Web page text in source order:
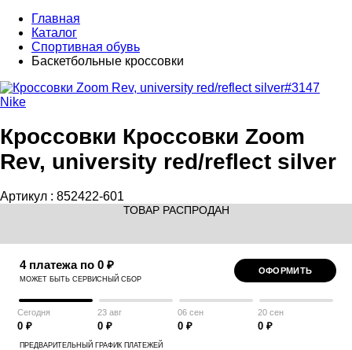
Главная
Каталог
Спортивная обувь
Баскетбольные кроссовки
Nike
Кроссовки Кроссовки Zoom
Rev, university red/reflect silver
Артикул : 852422-601
ТОВАР РАСПРОДАН
4 платежа по 0 ₽
МОЖЕТ БЫТЬ СЕРВИСНЫЙ СБОР
ОФОРМИТЬ
Сегодня
0 ₽
23 авг
0 ₽
06 сен
0 ₽
20 сен
0 ₽
ПРЕДВАРИТЕЛЬНЫЙ ГРАФИК ПЛАТЕЖЕЙ